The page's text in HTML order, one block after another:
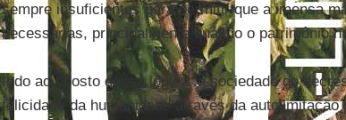
sempre insuficientes para permitir que a imensa
necessárias, principalmente quando o patrimônio
Indo ao oposto dessa lógica, a sociedade do
felicidade da humanidade através da